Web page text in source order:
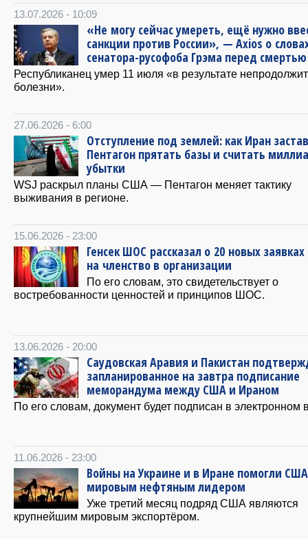
13.07.2026 - 10:09
«Не могу сейчас умереть, ещё нужно
санкции против России», — Axios о
сенатора-русофоба Грэма перед смертью
Республиканец умер 11 июля «в результате
болезни».
27.06.2026 - 6:00
Отступление под землей: как Иран
Пентагон прятать базы и считать
убытки
WSJ раскрыл планы США — Пентагон меняет тактику
выживания в регионе.
15.06.2026 - 23:00
Генсек ШОС рассказал о 20 новых заявках
на членство в организации
По его словам, это свидетельствует о
востребованности ценностей и принципов ШОС.
13.06.2026 - 20:00
Саудовская Аравия и Пакистан
запланированное на завтра подписание
меморандума между США и Ираном
По его словам, документ будет подписан в электронном
11.06.2026 - 23:00
Войны на Украине и в Иране помогли
мировым нефтяным лидером
Уже третий месяц подряд США являются
крупнейшим мировым экспортёром.